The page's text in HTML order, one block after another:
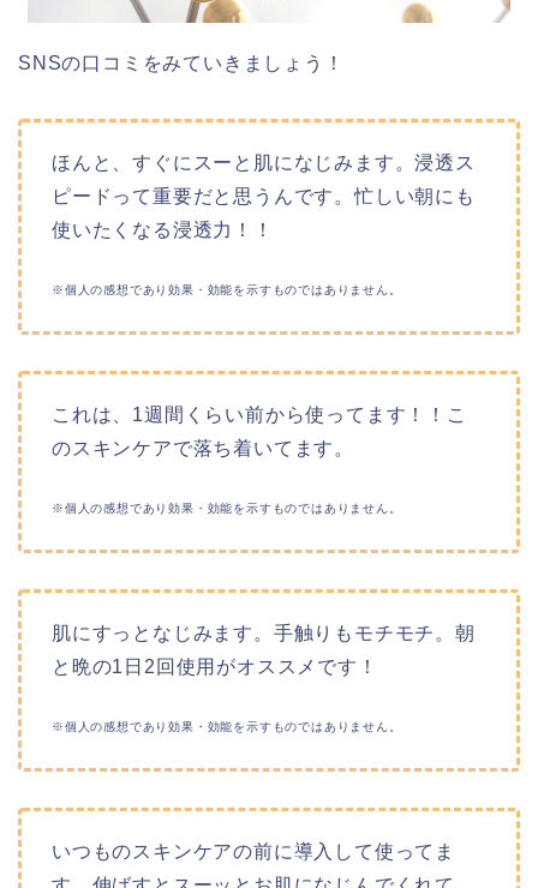
SNSの口コミをみていきましょう！
ほんと、すぐにスーと肌になじみます。浸透ス
ピードって重要だと思うんです。忙しい朝にも
使いたくなる浸透力！！
※個人の感想であり効果・効能を示すものではありません。
これは、1週間くらい前から使ってます！！こ
のスキンケアで落ち着いてます。
※個人の感想であり効果・効能を示すものではありません。
肌にすっとなじみます。手触りもモチモチ。朝
と晩の1日2回使用がオススメです！
※個人の感想であり効果・効能を示すものではありません。
いつものスキンケアの前に導入して使ってま